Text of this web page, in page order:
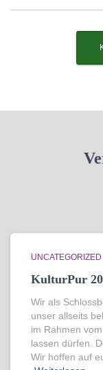
UNCATEGORIZED
KulturPur
Wir als
unser allseits
im Rahmen
lassen dürfen.
Wir hoffen auf